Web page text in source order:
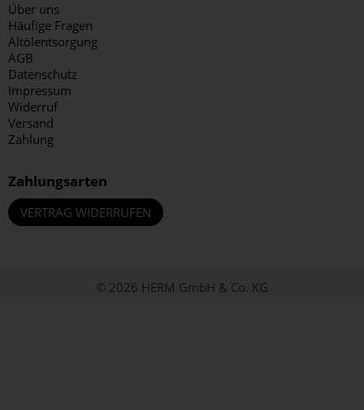
Über uns
Häufige Fragen
Altölentsorgung
AGB
Datenschutz
Impressum
Widerruf
Versand
Zahlung
Zahlungsarten
VERTRAG WIDERRUFEN
© 2026 HERM GmbH & Co. KG